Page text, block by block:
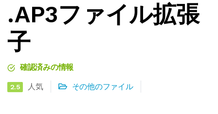
.AP3ファイル拡張
子
確認済みの情報
2.5 人気 その他のファイル